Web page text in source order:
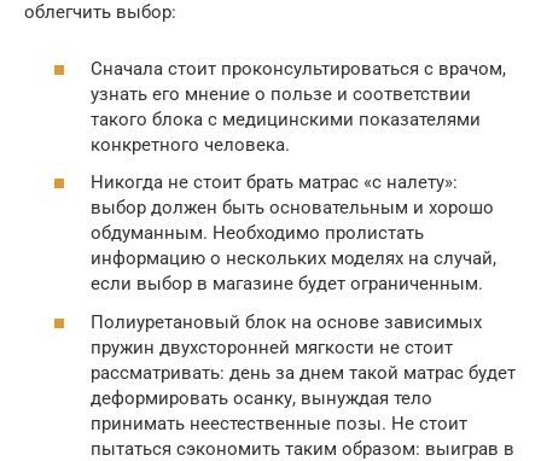
облегчить выбор:
Сначала стоит проконсультироваться с врачом,
узнать его мнение о пользе и соответствии
такого блока с медицинскими показателями
конкретного человека.
Никогда не стоит брать матрас «с налету»:
выбор должен быть основательным и хорошо
обдуманным. Необходимо пролистать
информацию о нескольких моделях на случай,
если выбор в магазине будет ограниченным.
Полиуретановый блок на основе зависимых
пружин двухсторонней мягкости не стоит
рассматривать: день за днем такой матрас будет
деформировать осанку, вынуждая тело
принимать неестественные позы. Не стоит
пытаться сэкономить таким образом: выиграв в